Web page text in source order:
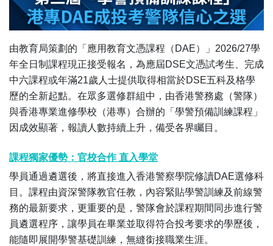
由教育局策劃的「應用教育文憑課程（DAE）」2026/27學
年全日制課程現正接受報名，為應屆DSE文憑試考生、完成
中六課程或年滿21歲人士提供取得相當於DSE五科及格學
歷的全新起點。在眾多選修群組中，由香港警務處（警隊）
與香港專業進修學校（港專）合辦的「學警預備訓練課程」
因成效顯著，報讀人數持續上升，備受各界矚目。
課程獨家優勢：官校合作 直入學堂
學員通過遴選後，將直接進入香港警察學院修讀DAE選修科
目。課程由資深警隊教官任教，內容緊貼學警訓練及前線警
務的最新要求，更重要的是，警隊會於課程期間同步進行警
員遴選程序，讓學員在畢業並取得符合投考要求的學歷後，
能隨即展開學警基礎訓練，無縫銜接職業生涯。